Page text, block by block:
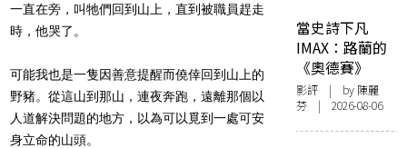
一直在旁，叫牠們回到山上，直到被職員趕走
時，他哭了。
可能我也是一隻因善意提醒而僥倖回到山上的
野豬。從這山到那山，連夜奔跑，遠離那個以
人道解決問題的地方，以為可以覓到一處可安
身立命的山頭。
當史詩下凡
IMAX：路蘭的
《奧德賽》
影評 | by 陳麗
芬 | 2026-08-06